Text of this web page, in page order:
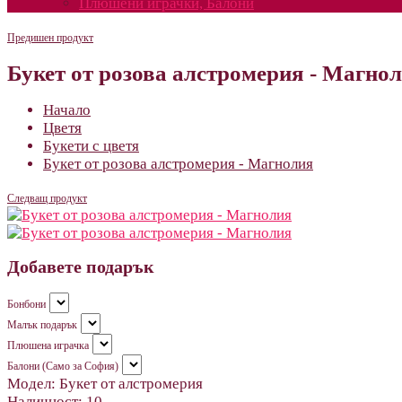
Предишен продукт
Букет от розова алстромерия -
Начало
Цветя
Букети с цветя
Букет от розова алстромерия - Магнолия
Следващ продукт
Добавете подарък
Бонбони
Малък подарък
Плюшена играчка
Балони (Само за София)
Модел: Букет от алстромерия